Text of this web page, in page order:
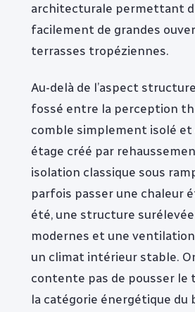
architecturale permettant
facilement de grandes
terrasses tropéziennes.
Au-delà de l’aspect
fossé entre la perception
comble simplement isolé et
étage créé par
isolation classique sous
parfois passer une chaleur
été, une structure
modernes et une
un climat intérieur stable.
contente pas de pousser le
la catégorie énergétique du